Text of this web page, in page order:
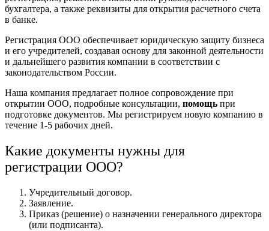
бухгалтера, а также реквизиты для открытия расчетного счета
в банке.
Регистрация ООО обеспечивает юридическую защиту бизнеса
и его учредителей, создавая основу для законной деятельности
и дальнейшего развития компании в соответствии с
законодательством России.
Наша компания предлагает полное сопровождение при
открытии ООО, подробные консультации, помощь при
подготовке документов. Мы регистрируем новую компанию в
течение 1-5 рабочих дней.
Какие документы нужны для
регистрации ООО?
Учредительный договор.
Заявление.
Приказ (решение) о назначении генерального директора
(или подписанта).